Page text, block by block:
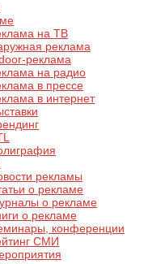
на ТВ
реклама
реклама
на радио
в прессе
в интернет
рекламы
о рекламе
о рекламе
о рекламе
конференции
СМИ